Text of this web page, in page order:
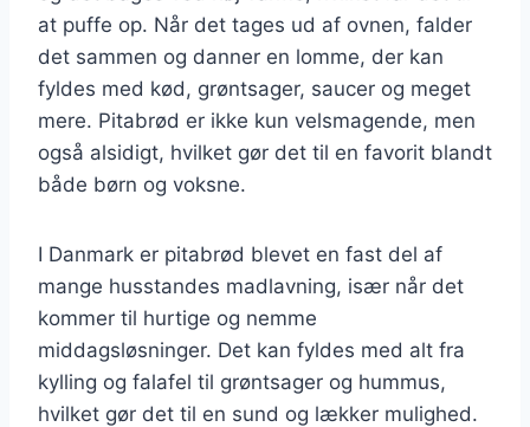
at puffe op. Når det tages ud af ovnen, falder
det sammen og danner en lomme, der kan
fyldes med kød, grøntsager, saucer og meget
mere. Pitabrød er ikke kun velsmagende, men
også alsidigt, hvilket gør det til en favorit blandt
både børn og voksne.
I Danmark er pitabrød blevet en fast del af
mange husstandes madlavning, især når det
kommer til hurtige og nemme
middagsløsninger. Det kan fyldes med alt fra
kylling og falafel til grøntsager og hummus,
hvilket gør det til en sund og lækker mulighed.